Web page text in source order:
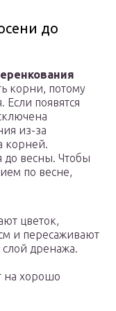
до
корни, потому
появятся
из-за
корней.
до весны. Чтобы
по весне,
цветок,
и пересаживают
дренажа.
на хорошо